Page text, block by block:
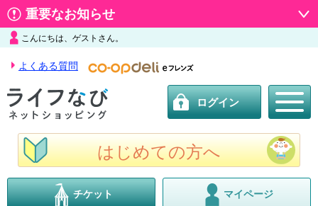
重要なお知らせ
こんにちは、ゲストさん。
よくある質問
ログイン
はじめての方へ
チケット マイページ